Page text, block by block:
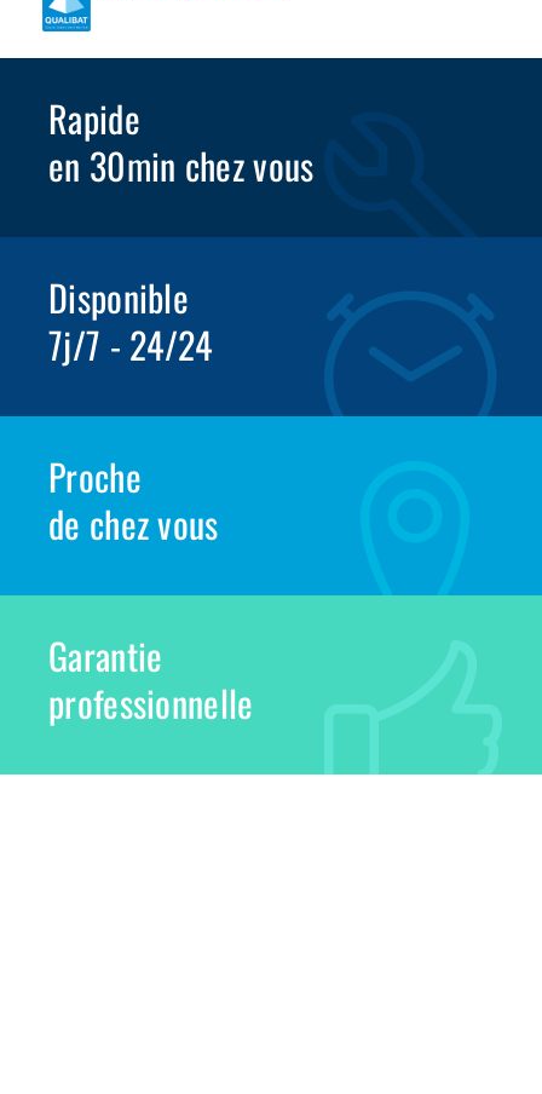
Rapide
en 30min chez vous
Disponible
7j/7 - 24/24
Proche
de chez vous
Garantie
professionnelle